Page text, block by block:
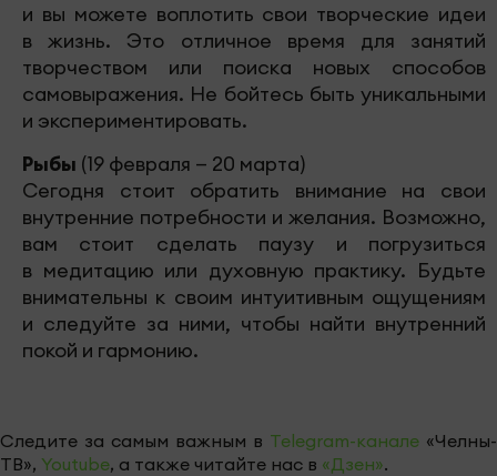
и вы можете воплотить свои творческие идеи
в жизнь. Это отличное время для занятий
творчеством или поиска новых способов
самовыражения. Не бойтесь быть уникальными
и экспериментировать.
Рыбы (19 февраля — 20 марта)
Сегодня стоит обратить внимание на свои
внутренние потребности и желания. Возможно,
вам стоит сделать паузу и погрузиться
в медитацию или духовную практику. Будьте
внимательны к своим интуитивным ощущениям
и следуйте за ними, чтобы найти внутренний
покой и гармонию.
Следите за самым важным в Telegram-канале «Челны-
ТВ», Youtube, а также читайте нас в «Дзен».